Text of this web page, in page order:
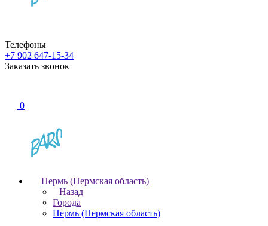
Телефоны
+7 902 647-15-34
Заказать звонок
0
Пермь (Пермская область)
Назад
Города
Пермь (Пермская область)